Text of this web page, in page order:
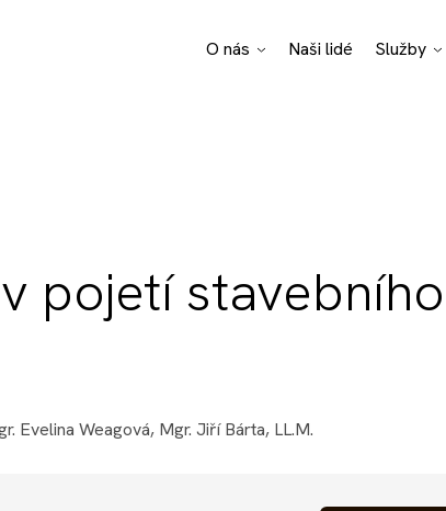
O nás
Naši lidé
Služby
pojetí stavebního
Evelina Weagová, Mgr. Jiří Bárta, LL.M.